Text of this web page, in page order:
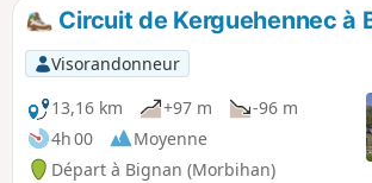
Circuit de Kerguehennec à
Visorandonneur
13,16 km
+97 m
-96 m
4h 00
Moyenne
Départ à Bignan (Morbihan)